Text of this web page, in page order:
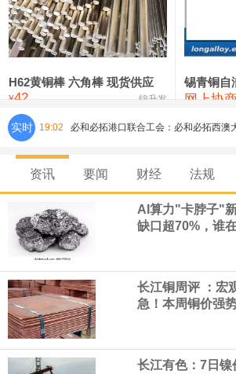
铸造铝合金锭(ZLD104) 24,300—24,500
压铸锌合金锭 26,500—26,700
氯化镍 38,300—40,300
H62黄铜棒 六角棒 现货供应
¥42 锦升发
锡青铜自
网上协
实时 19:02 必和必拓港口联合工会：必和必拓西澳
通知，将于8月9日实施24小时停工。
8月7日，宇树科技董事长王兴兴网上路
研发费用金额分别为4,995.18万元、
元，最近3年复合增长率达70.36%，呈
核心技术和知识产权。截至2026年1月
（含境内发明专利20项）。
资讯 要闻 财经 法规
AI算力"卡脖子"
缺口超70%，谁
长江铜周评 ：宏
急！本周铜价强
长江有色：7日